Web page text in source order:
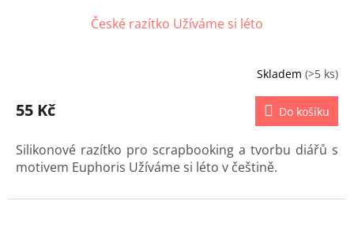
České razítko Užíváme si léto
Skladem (>5 ks)
55 Kč Do košíku
Silikonové razítko pro scrapbooking a tvorbu diářů s
motivem Euphoris Užíváme si léto v češtině.